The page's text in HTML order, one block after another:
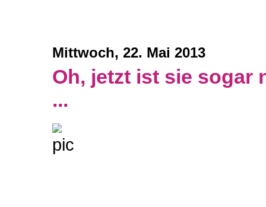
Mittwoch, 22. Mai 2013
Oh, jetzt ist sie sogar
...